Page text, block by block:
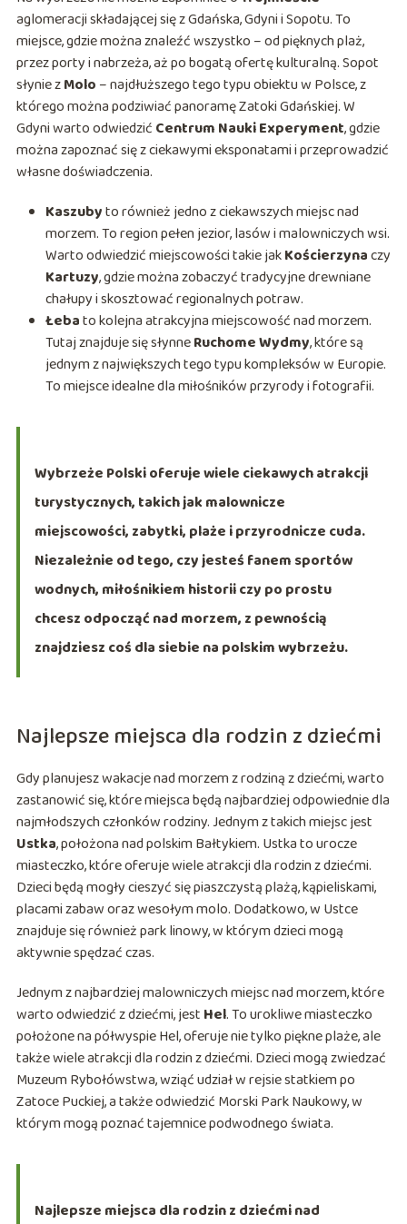
aglomeracji składającej się z Gdańska, Gdyni i Sopotu. To
miejsce, gdzie można znaleźć wszystko – od pięknych plaż,
przez porty i nabrzeża, aż po bogatą ofertę kulturalną. Sopot
słynie zMolo – najdłuższego tego typu obiektu w Polsce, z
którego można podziwiać panoramę Zatoki Gdańskiej. W
Gdyni warto odwiedzić Centrum Nauki Experyment, gdzie
można zapoznać się z ciekawymi eksponatami i przeprowadzić
własne doświadczenia.
Kaszubyto również jedno z ciekawszych miejsc nad
morzem. To region pełen jezior, lasów i malowniczych wsi.
Warto odwiedzić miejscowości takie jakKościerzynaczy
Kartuzy, gdzie można zobaczyć tradycyjne drewniane
chałupy i skosztować regionalnych potraw.
Łebato kolejna atrakcyjna miejscowość nad morzem.
Tutaj znajduje się słynneRuchome Wydmy, które są
jednym z największych tego typu kompleksów w Europie.
To miejsce idealne dla miłośników przyrody i fotografii.
Wybrzeże Polski oferuje wiele ciekawych atrakcji
turystycznych, takich jak malownicze
miejscowości, zabytki, plaże i przyrodnicze cuda.
Niezależnie od tego, czy jesteś fanem sportów
wodnych, miłośnikiem historii czy po prostu
chcesz odpocząć nad morzem, z pewnością
znajdziesz coś dla siebie na polskim wybrzeżu.
Najlepsze miejsca dla rodzin z dziećmi
Gdy planujesz wakacje nad morzem z rodziną z dziećmi, warto
zastanowić się, które miejsca będą najbardziej odpowiednie dla
najmłodszych członków rodziny. Jednym z takich miejsc jest
Ustka, położona nad polskim Bałtykiem. Ustka to urocze
miasteczko, które oferuje wiele atrakcji dla rodzin z dziećmi.
Dzieci będą mogły cieszyć się piaszczystą plażą, kąpieliskami,
placami zabaw oraz wesołym molo. Dodatkowo, w Ustce
znajduje się również park linowy, w którym dzieci mogą
aktywnie spędzać czas.
Jednym z najbardziej malowniczych miejsc nad morzem, które
warto odwiedzić z dziećmi, jest Hel. To urokliwe miasteczko
położone na półwyspie Hel, oferuje nie tylko piękne plaże, ale
także wiele atrakcji dla rodzin z dziećmi. Dzieci mogą zwiedzać
Muzeum Rybołówstwa, wziąć udział w rejsie statkiem po
Zatoce Puckiej, a także odwiedzić Morski Park Naukowy, w
którym mogą poznać tajemnice podwodnego świata.
Najlepsze miejsca dla rodzin z dziećmi nad